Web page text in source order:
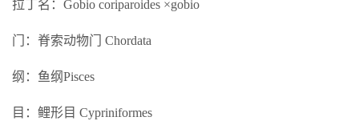
拉丁名：Gobio coriparoides ×gobio
门：脊索动物门 Chordata
纲：鱼纲Pisces
目：鲤形目 Cypriniformes